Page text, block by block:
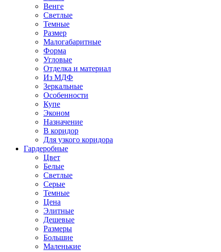
Венге
Светлые
Темные
Размер
Малогабаритные
Форма
Угловые
Отделка и материал
Из МДФ
Зеркальные
Особенности
Купе
Эконом
Назначение
В коридор
Для узкого коридора
Гардеробные
Цвет
Белые
Светлые
Серые
Темные
Цена
Элитные
Дешевые
Размеры
Большие
Маленькие